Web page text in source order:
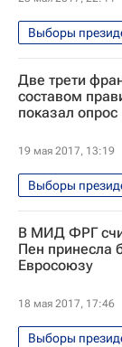
Выборы
Саммит НАТО в
Брюссель
Эммануэль
Две трети
составом
показал опрос
19 мая 2017, 13:19
Выборы
Франция
В МИД ФРГ
Пен принесла
Евросоюзу
18 мая 2017, 17:46
Выборы